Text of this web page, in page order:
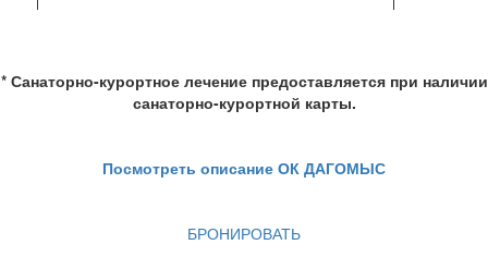
* Санаторно-курортное лечение предоставляется при наличии
санаторно-курортной карты.
Посмотреть описание ОК ДАГОМЫС
БРОНИРОВАТЬ